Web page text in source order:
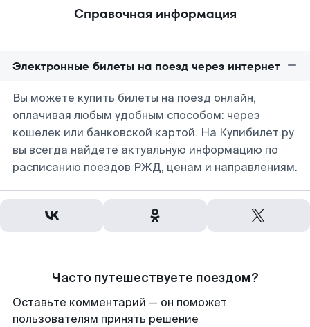
Справочная информация
Электронные билеты на поезд через интернет
Вы можете купить билеты на поезд онлайн,
оплачивая любым удобным способом: через
кошелек или банковской картой. На Купибилет.ру
вы всегда найдете актуальную информацию по
расписанию поездов РЖД, ценам и направлениям.
Часто путешествуете поездом?
Оставьте комментарий — он поможет
пользователям принять решение